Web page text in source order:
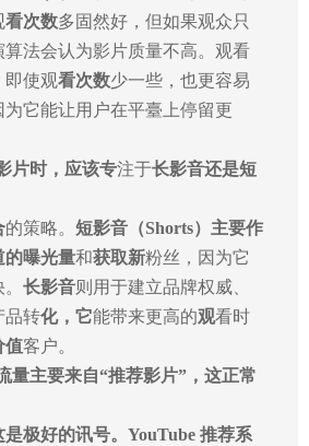
看次数多固然好，但如果观众只
法会认为影片质量不高。观看
即使观看次数少一些，也更容易
它能让用户在平臺上停留更
片时，应该专注于长影音还是短
的策略。 短影音（Shorts） 主要作
的曝光量和获取新粉丝，因为它
长影音则用于建立品牌权威、
品转化，它能带来更高的观看时
值客户。
量主要来自“推荐影片”，这正常
极好的讯号。 YouTube 推荐系